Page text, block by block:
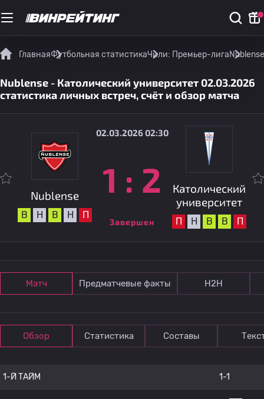
ГлавнаяФутбольная статистикаЧили: Премьер-лига
Nublense - Католический университет 02.03.2026
статистика личных встреч, счёт и обзор матча
Nublense
В Н В Н П
02.03.2026 02:30
1 : 2
Завершен
Католический
университет
П Н В В П
Матч Предматчевые факты Н2Н
Обзор Статистика Составы
1-Й ТАЙМ 1-1